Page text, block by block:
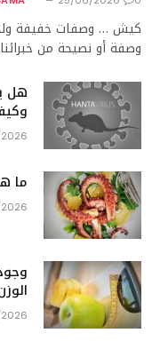
كيش … وصفات خفيفة
وصفة أو نصيحة من
هل
ما